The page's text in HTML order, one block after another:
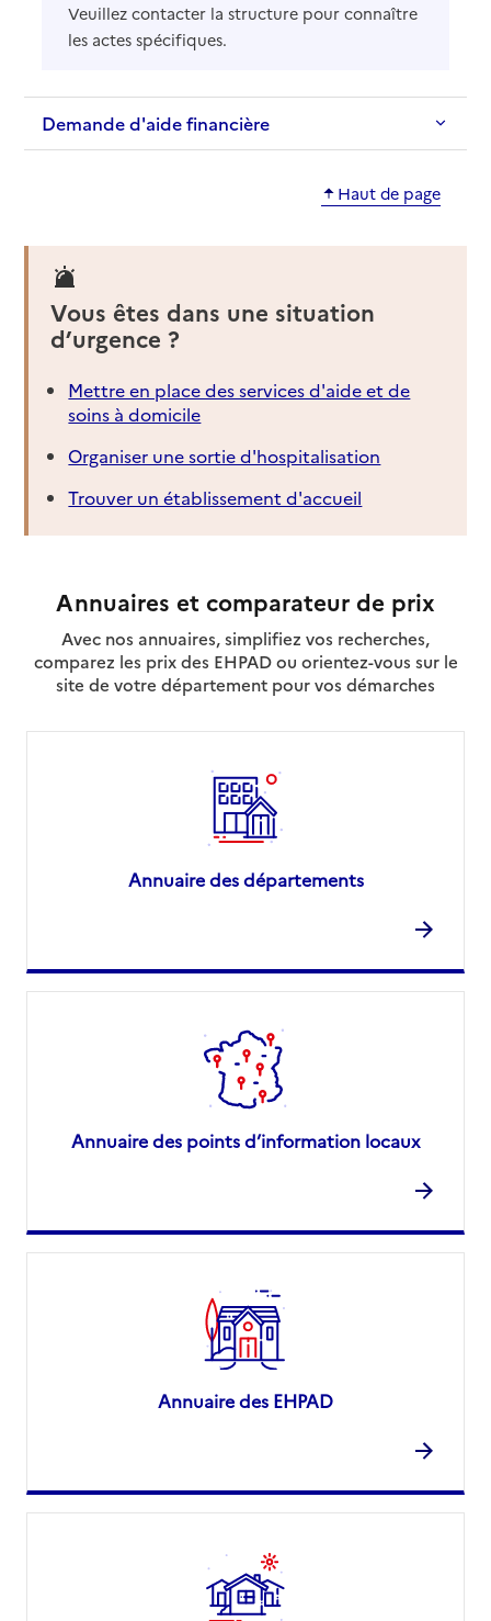
Veuillez contacter la structure pour connaître
les actes spécifiques.
Demande d'aide financière
Haut de page
Vous êtes dans une situation
d’urgence ?
Mettre en place des services d'aide et de
soins à domicile
Organiser une sortie d'hospitalisation
Trouver un établissement d'accueil
Annuaires et comparateur de prix
Avec nos annuaires, simplifiez vos recherches,
comparez les prix des EHPAD ou orientez-vous sur le
site de votre département pour vos démarches
Annuaire des départements
Annuaire des points d’information locaux
Annuaire des EHPAD